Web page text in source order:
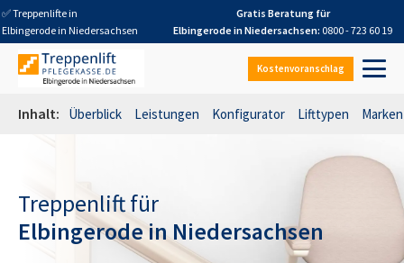
✅ Treppenlifte in
Elbingerode in Niedersachsen
Gratis Beratung für
Elbingerode in Niedersachsen: 0800 - 723 60 19
Kostenvoranschlag
Inhalt: Überblick Leistungen Konfigurator Lifttypen Marken
Treppenlift für
Elbingerode in Niedersachsen